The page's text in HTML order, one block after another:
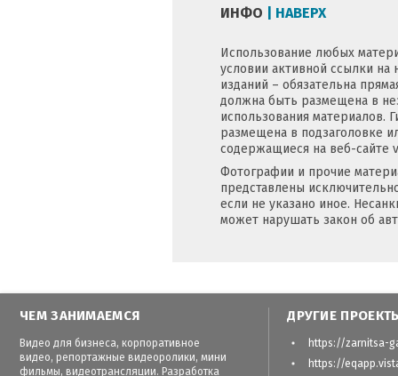
ИНФО | НАВЕРХ
Использование любых
условии активной ссылки
изданий – обязательна
должна быть размещена в
использования материалов.
размещена в подзаголовке
содержащиеся на веб-сайте
Фотографии и прочие
представлены
если не указано иное.
может нарушать закон об
ЧЕМ ЗАНИМАЕМСЯ
Видео для бизнеса, корпоративное
видео, репортажные видеоролики, мини
фильмы, видеотрансляции. Разработка
ДРУГИЕ
https://zarnitsa-
https://